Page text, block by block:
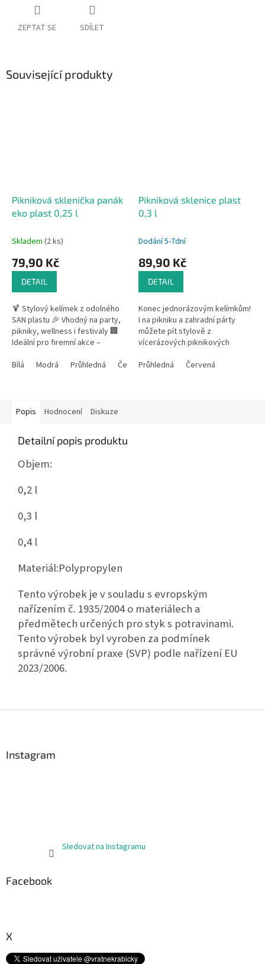
ZEPTAT SE SDÍLET
Související produkty
Pikniková sklenička panák
eko plast 0,25 l
Skladem (2 ks)
79,90 Kč
DETAIL
🍹 Stylový kelímek z odolného
SAN plastu 🎉 Vhodný na party,
pikniky, wellness i festivaly 🏢
Ideální pro firemní akce –
použitelný,...
Bílá Modrá Průhledná Červená
Pikniková sklenice plast
0,3 l
Dodání 5-7dní
89,90 Kč
DETAIL
Konec jednorázovým kelímkům!
I na pikniku a zahradní párty
můžete pít stylově z
vícerázových piknikových
na piknik z tvrzeného odolného
Průhledná Červená
Popis Hodnocení Diskuze
Detailní popis produktu
Objem:
0,2 l
0,3 l
0,4 l
Materiál:Polypropylen
Tento výrobek je v souladu s evropským
nařízením č. 1935/2004 o materiálech a
předmětech určených pro styk s potravinami.
Tento výrobek byl vyroben za podmínek
správné výrobní praxe (SVP) podle nařízení EU
2023/2006.
Instagram
Sledovat na Instagramu
Facebook
X